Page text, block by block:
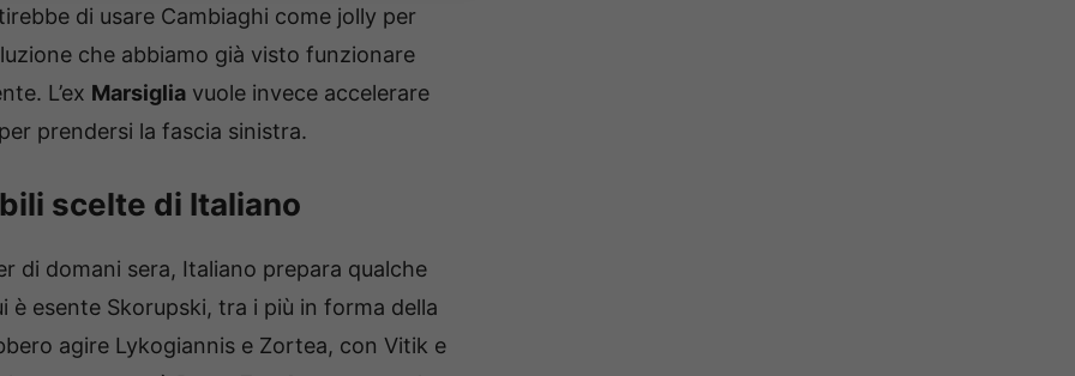
di usare Cambiaghi come jolly per
che abbiamo già visto funzionare
L’ex Marsiglia vuole invece accelerare
prendersi la fascia sinistra.
scelte di Italiano
di domani sera, Italiano prepara qualche
esente Skorupski, tra i più in forma della
agire Lykogiannis e Zortea, con Vitik e